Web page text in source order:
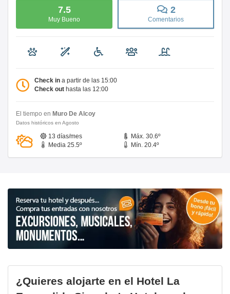
7.5
Muy Bueno
2
Comentarios
Check in a partir de las 15:00
Check out hasta las 12:00
El tiempo en Muro De Alcoy
Datos históricos en Agosto
13 días/mes
Máx. 30.6º
Media 25.5º
Mín. 20.4º
¿Quieres alojarte en el Hotel La